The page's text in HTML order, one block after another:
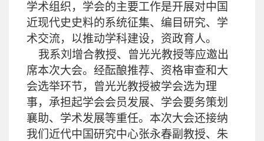
学术组织，学会的主要工作是开展对中国
近现代史史料的系统征集、编目研究、学
术交流，以推动学科建设，资政育人。
我系刘增合教授、 曾光光教授等应邀出
席本次大会。经酝酿推荐、资格审查和大
会选举环节， 曾光光教授被学会选为理
事，承担起学会会员发展、学会要务策划
襄助、学术发展等重任。本次大会还接纳
我们近代中国研究中心张永春副教授、 朱